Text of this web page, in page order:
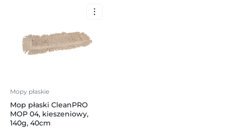
Mopy płaskie
Mop płaski CleanPRO
MOP 04, kieszeniowy,
140g, 40cm